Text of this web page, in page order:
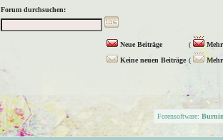
Forum durchsuchen:
Neue Beiträge (
Keine neuen Beiträge (
Forensoftware: